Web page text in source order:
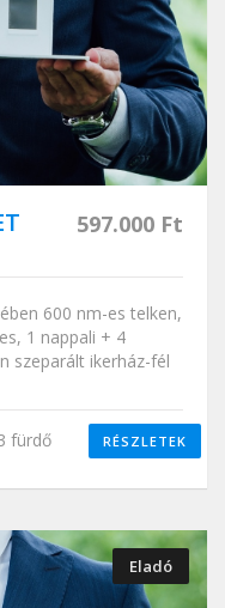
597.000 Ft
600 nm-es telken,
1 nappali + 4
szeparált ikerház-fél
fürdő RÉSZLETEK
Eladó